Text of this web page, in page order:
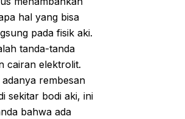
hal yang bisa
pada fisik aki.
tanda-tanda
cairan elektrolit.
rembesan
sekitar bodi aki, ini
bahwa ada